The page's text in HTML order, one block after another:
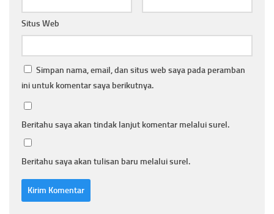
Situs Web
Simpan nama, email, dan situs web saya pada peramban
ini untuk komentar saya berikutnya.
Beritahu saya akan tindak lanjut komentar melalui surel.
Beritahu saya akan tulisan baru melalui surel.